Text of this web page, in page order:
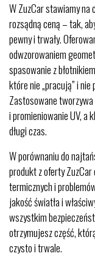
W ZuzCar stawiamy na
rozsądną ceną – tak,
pewny i trwały.
odwzorowaniem
spasowanie z
które nie „pracują” i
Zastosowane
i promieniowanie UV, a
długi czas.
W porównaniu do
produkt z oferty
termicznych i
jakość światła i
wszystkim
otrzymujesz część,
czysto i trwale.